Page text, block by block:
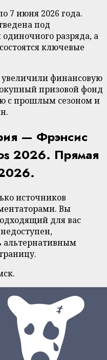
7 июня 2026 года.
под
разряда, а
ключевые
финансовую
призовой фонд
с прошлым сезоном и
— Фрэнсис
2026. Прямая
источников
Вы
для вас
альтернативным